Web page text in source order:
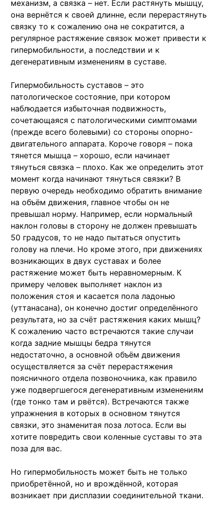
механизм, а связка – нет. Если растянуть мышцу,
она вернётся к своей длинне, если перерастянуть
связку то к сожалению она не сократится, а
регулярное растяжение связок может привести к
гипермобильности, а последствии и к
дегенеративным изменениям в суставе.
Гипермобильность суставов – это
патологическое состояние, при котором
наблюдается избыточная подвижность,
сочетающаяся с патологическими симптомами
(прежде всего болевыми) со стороны опорно-
двигательного аппарата. Короче говоря – пока
тянется мышца – хорошо, если начинает
тянуться связка – плохо. Как же определить этот
момент когда начинают тянуться связки? В
первую очередь необходимо обратить внимание
на объём движения, главное чтобы он не
превышал норму. Например, если нормальный
наклон головы в сторону не должен превышать
50 градусов, то не надо пытаться опустить
голову на плечи. Но кроме этого, при движениях
возникающих в двух суставах и более
растяжение может быть неравномерным. К
примеру человек выполняет наклон из
положения стоя и касается пола ладонью
(уттанасана), он конечно достиг определённого
результата, но за счёт растяжения каких мышц?
К сожалению часто встречаются такие случаи
когда задние мышцы бедра тянутся
недостаточно, а основной объём движения
осуществляется за счёт перерастяжения
поясничного отдела позвоночника, как правило
уже подвергшегося дегенеративным изменениям
(где тонко там и рвётся). Встречаются также
упражнения в которых в основном тянутся
связки, это знаменитая поза лотоса. Если вы
хотите повредить свои коленные суставы то эта
поза для вас.
Но гипермобильность может быть не только
приобретённой, но и врождённой, которая
возникает при дисплазии соединительной ткани.